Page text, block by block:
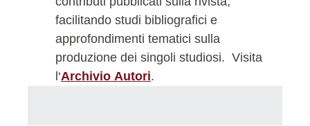
facilitando studi bibliografici e
approfondimenti tematici sulla
produzione dei singoli studiosi. Visita
l‘Archivio Autori.